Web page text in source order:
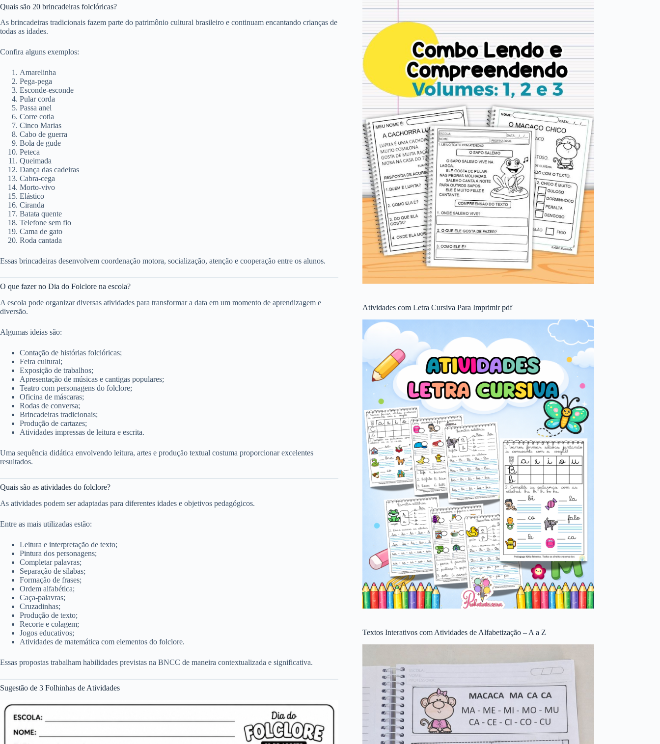
Quais são 20 brincadeiras folclóricas?
As brincadeiras tradicionais fazem parte do patrimônio cultural brasileiro e continuam encantando crianças de
todas as idades.
Confira alguns exemplos:
Amarelinha
Pega-pega
Esconde-esconde
Pular corda
Passa anel
Corre cotia
Cinco Marias
Cabo de guerra
Bola de gude
Peteca
Queimada
Dança das cadeiras
Cabra-cega
Morto-vivo
Elástico
Ciranda
Batata quente
Telefone sem fio
Cama de gato
Roda cantada
Essas brincadeiras desenvolvem coordenação motora, socialização, atenção e cooperação entre os alunos.
O que fazer no Dia do Folclore na escola?
A escola pode organizar diversas atividades para transformar a data em um momento de aprendizagem e
diversão.
Algumas ideias são:
Contação de histórias folclóricas;
Feira cultural;
Exposição de trabalhos;
Apresentação de músicas e cantigas populares;
Teatro com personagens do folclore;
Oficina de máscaras;
Rodas de conversa;
Brincadeiras tradicionais;
Produção de cartazes;
Atividades impressas de leitura e escrita.
Uma sequência didática envolvendo leitura, artes e produção textual costuma proporcionar excelentes
resultados.
Quais são as atividades do folclore?
As atividades podem ser adaptadas para diferentes idades e objetivos pedagógicos.
Entre as mais utilizadas estão:
Leitura e interpretação de texto;
Pintura dos personagens;
Completar palavras;
Separação de sílabas;
Formação de frases;
Ordem alfabética;
Caça-palavras;
Cruzadinhas;
Produção de texto;
Recorte e colagem;
Jogos educativos;
Atividades de matemática com elementos do folclore.
Essas propostas trabalham habilidades previstas na BNCC de maneira contextualizada e significativa.
Sugestão de 3 Folhinhas de Atividades
Atividades com Letra Cursiva Para Imprimir pdf
Textos Interativos com Atividades de Alfabetização – A a Z